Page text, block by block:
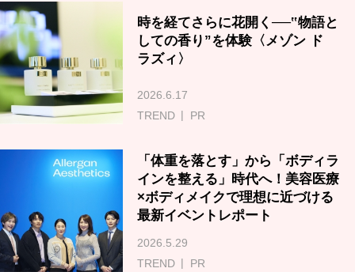
時を経てさらに花開く──‟物語と
しての香り”を体験〈メゾン ド
ラズィ〉
2026.6.17
TREND
PR
「体重を落とす」から「ボディラ
インを整える」時代へ！美容医療
×ボディメイクで理想に近づける
最新イベントレポート
2026.5.29
TREND
PR